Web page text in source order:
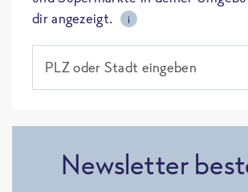
dir angezeigt.
i
PLZ oder Stadt eingeben
Newsletter